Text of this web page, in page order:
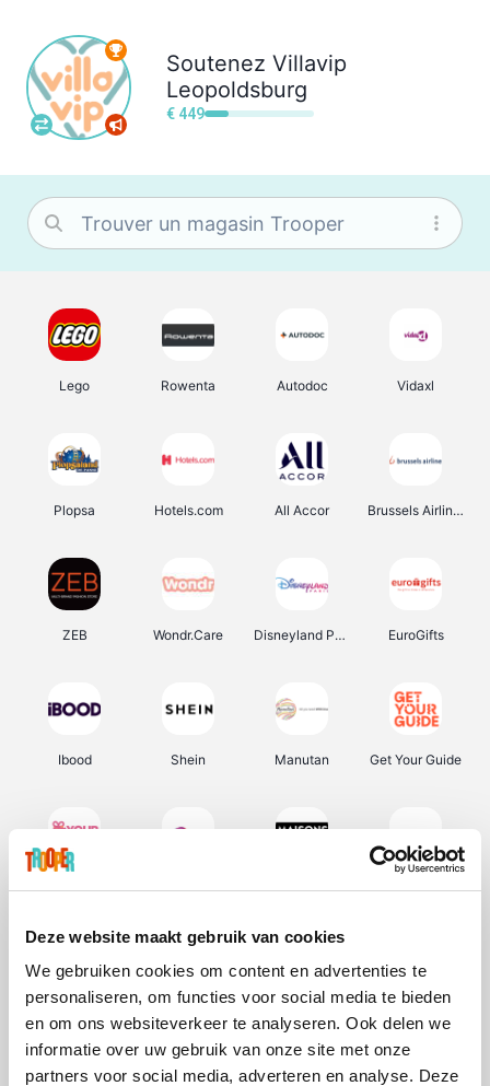
Deze website maakt gebruik van cookies
We gebruiken cookies om content en advertenties te
personaliseren, om functies voor social media te bieden
en om ons websiteverkeer te analyseren. Ook delen we
informatie over uw gebruik van onze site met onze
partners voor social media, adverteren en analyse. Deze
Soutenez Villavip
Leopoldsburg
€ 449
Lego Rowenta Autodoc Vidaxl
Plopsa Hotels.com All Accor Brussels Airlines
ZEB Wondr.Care Disneyland Paris EuroGifts
Ibood Shein Manutan Get Your Guide